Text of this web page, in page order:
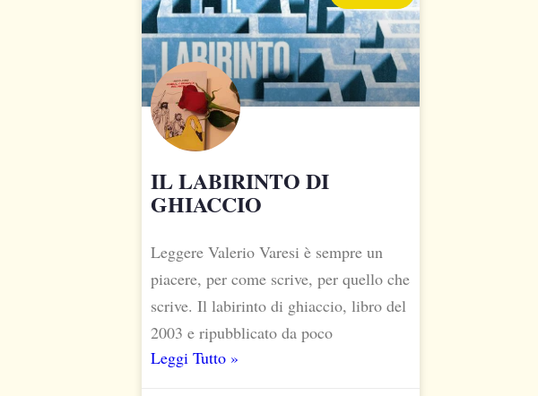
IL LABIRINTO DI
GHIACCIO
Leggere Valerio Varesi è sempre un
piacere, per come scrive, per quello che
scrive. Il labirinto di ghiaccio, libro del
2003 e ripubblicato da poco
Leggi Tutto »